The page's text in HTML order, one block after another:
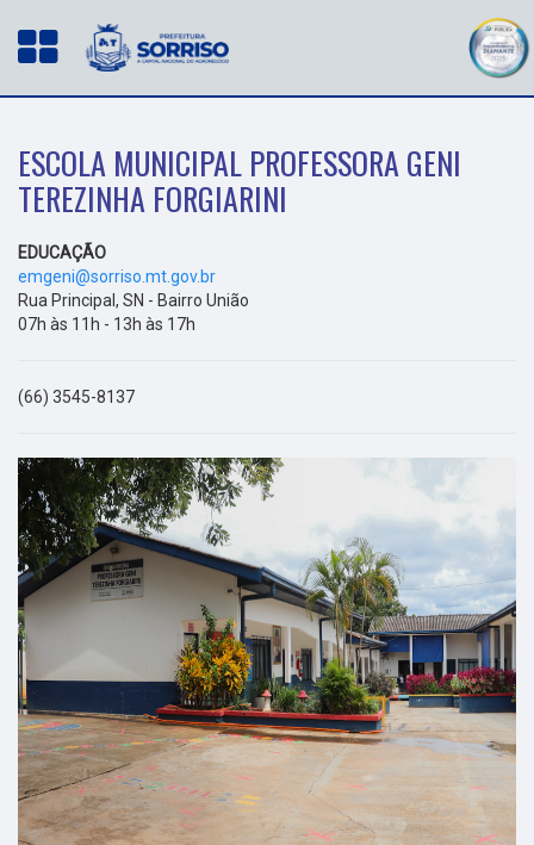
ESCOLA MUNICIPAL PROFESSORA GENI
TEREZINHA FORGIARINI
EDUCAÇÃO
emgeni@sorriso.mt.gov.br
Rua Principal, SN - Bairro União
07h às 11h - 13h às 17h
(66) 3545-8137